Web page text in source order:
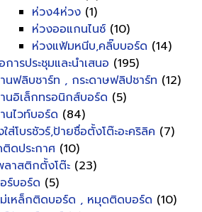
ห่วง4ห่วง (1)
ห่วงออแกนไนซ์ (10)
ห่วงแฟ้มหนีบ,คลิ๊บบอร์ด (14)
ารประชุมและนำเสนอ (195)
นฟลิบชาร์ท , กระดาษฟลิปชาร์ท (12)
นอิเล็กทรอนิกส์บอร์ด (5)
นไวท์บอร์ด (84)
ส่โบรชัวร์,ป้ายชื่อตั้งโต๊ะอะคริลิค (7)
ดประกาศ (10)
าสติกตั้งโต๊ะ (23)
ร์บอร์ด (5)
ม่เหล็กติดบอร์ด , หมุดติดบอร์ด (10)